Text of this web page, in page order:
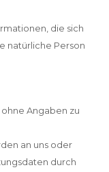
die sich
natürliche Person
Angaben zu
an uns oder
durch